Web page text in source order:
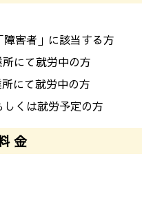
害者」に該当する方
にて就労中の方
にて就労中の方
しくは就労予定の方
金